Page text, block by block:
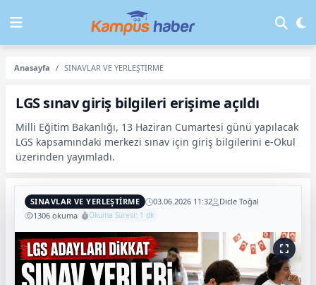
Anasayfa SINAVLAR VE YERLEŞTİRME
LGS sınav giriş bilgileri erişime açıldı
Milli Eğitim Bakanlığı, 13 Haziran Cumartesi günü yapılacak
LGS kapsamındaki merkezi sınav için giriş bilgilerini e-Okul
üzerinden yayımladı.
SINAVLAR VE YERLEŞTİRME 03.06.2026 11:32
Dicle Toğal
1306 okuma
Okuma Süresi: 1 dk